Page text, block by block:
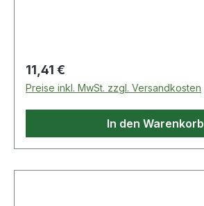
Regulärer Preis:
11,41 €
Preise inkl. MwSt. zzgl. Versandkosten
In den Warenkorb